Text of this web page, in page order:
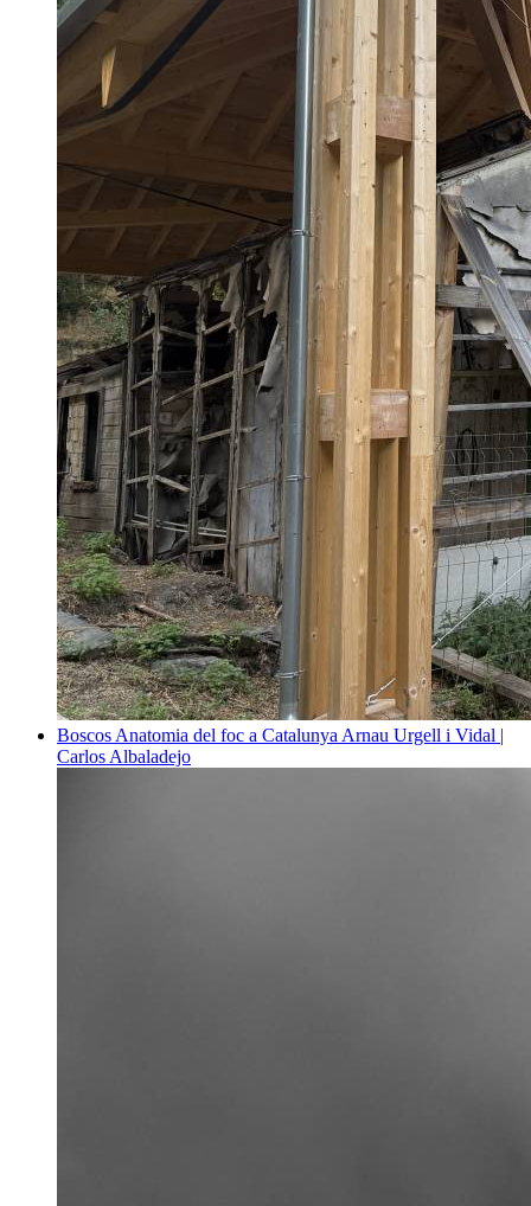
Boscos Anatomia del foc a Catalunya Arnau Urgell i Vidal |
Carlos Albaladejo